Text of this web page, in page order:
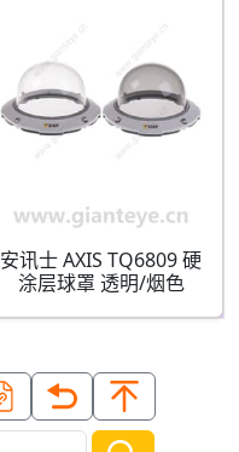
安讯士 AXIS TQ6809 硬
涂层球罩 透明/烟色